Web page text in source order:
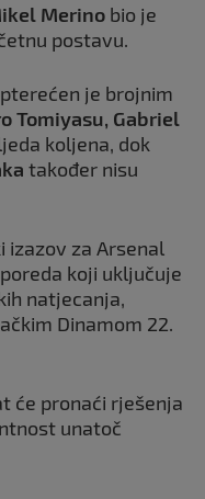
Merino bio je
postavu.
je brojnim
Tomiyasu, Gabriel
koljena, dok
također nisu
izazov za Arsenal
koji uključuje
natjecanja,
Dinamom 22.
će pronaći rješenja
unatoč